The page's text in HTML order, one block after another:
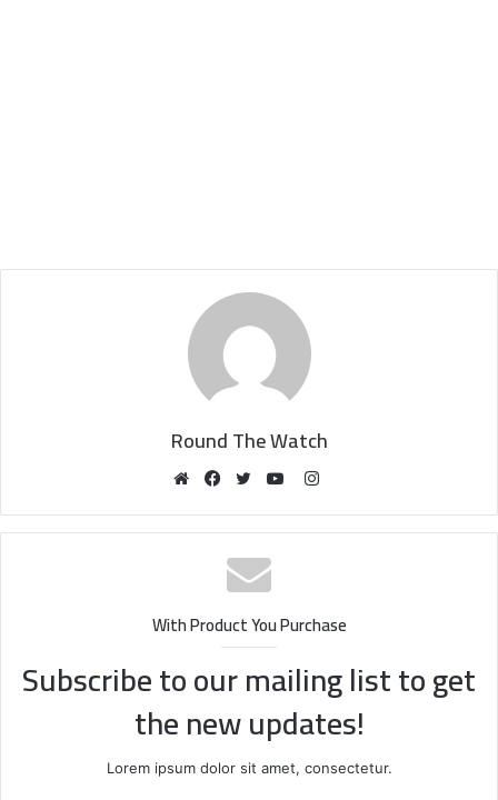
Round The Watch
Instagram
With Product You Purchase
Subscribe to our mailing list to get
the new updates!
Lorem ipsum dolor sit amet, consectetur.